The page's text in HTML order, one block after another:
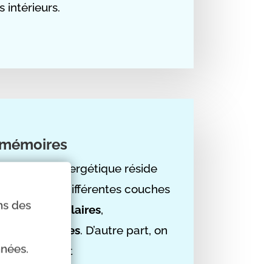
intérieurs.
du soin énergétique réside
avec différentes couches
cellulaires,
karmiques. D’autre part, on
cellulaires et
des